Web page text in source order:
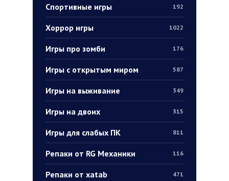
Спортивные игры 192
Хоррор игры 1022
Игры про зомби 176
Игры с открытым миром 587
Игры на выживание 349
Игры на двоих 315
Игры для слабых ПК 811
Репаки от RG Механики 116
Репаки от xatab 471